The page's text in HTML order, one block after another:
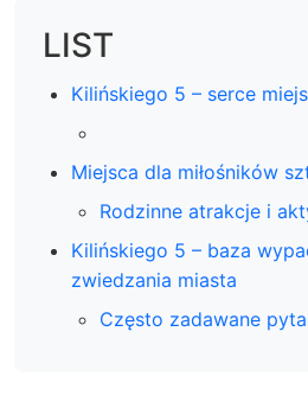
LIST
Kilińskiego 5 – serce
Miejsca dla miłośników
Rodzinne atrakcje i
Kilińskiego 5 – baza
zwiedzania miasta
Często zadawane